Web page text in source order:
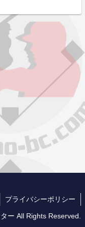
プライバシーポリシー
ー All Rights Reserved.